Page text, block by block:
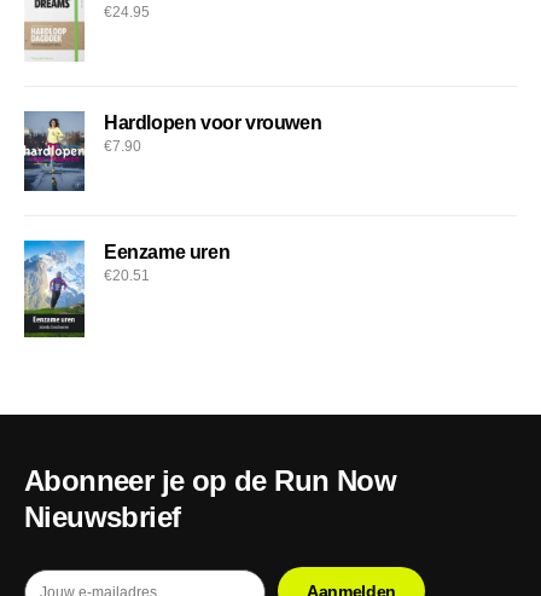
€24.95
Hardlopen voor vrouwen
€7.90
Eenzame uren
€20.51
Abonneer je op de Run Now
Nieuwsbrief